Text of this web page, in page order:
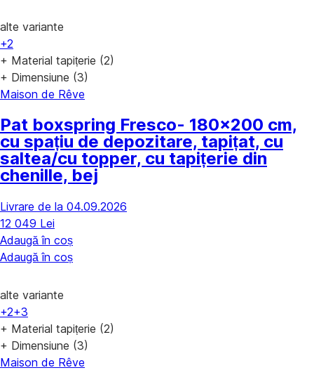
alte variante
+2
+ Material tapițerie (2)
+ Dimensiune (3)
Maison de Rêve
Pat boxspring Fresco- 180x200 cm,
cu spațiu de depozitare, tapițat, cu
saltea/cu topper, cu tapițerie din
chenille, bej
Livrare de la 04.09.2026
12 049 Lei
Adaugă în coș
Adaugă în coș
alte variante
+2+3
+ Material tapițerie (2)
+ Dimensiune (3)
Maison de Rêve